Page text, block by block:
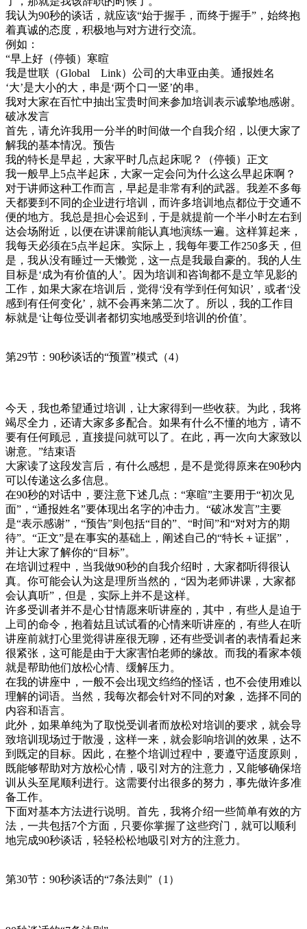
我认为90秒的谈话，就应该“始于握手，而终于握手”，始终抱
着真诚的态度，积极地与对方进行交流。
例如：
“早上好（停顿）寒暄
我是世联（Global Link）公司的大串亚由美。通报姓名
‘大’是大小的大，串是‘两个口一竖’的串。
我对大家在百忙中抽出宝贵时间来参加培训表示诚挚地感谢。
破冰发言
首先，请允许我用一分半的时间做一个自我介绍，以便大家了
解我的基本情况。预告
我的特长是早起，大家平时几点起床呢？（停顿）正文
我一般早上5点半起床，大家一定会问为什么这么早起床啊？
对于讲师这种工作而言，早起是非常有利的武器。我差不多每
天都要到不同的企业进行培训，而许多培训地点都位于交通不
便的地方。我总是担心会迟到，于是就提前一个半小时左右到
达会场附近，以便在讲课前能认真地演练一遍。这样算起来，
我每天必须在5点半起床。实际上，我每年要工作250多天，但
是，我从没有睡过一天懒觉，这一点是我最自豪的。我的人生
目标是‘成为有价值的人’。因为培训和咨询都不是立竿见影的
工作，如果大家在培训后，觉得‘没有学到任何知识’，或者‘没
感到有任何变化’，就不会再来第二次了。所以，我的工作目
标就是‘让每位受训者都切实地感受到培训的价值’。
第29节：90秒谈话的“预置”模式（4）
今天，我也希望通过培训，让大家得到一些收获。为此，我将
竭尽全力，还请大家多多配合。如果有什么不懂的地方，请不
要有任何顾忌，直接提问就可以了。在此，再一次向大家致以
谢意。”结束语
大家读了这段发言后，有什么感想，是不是觉得原来在90秒内
可以传递这么多信息。
在90秒的对话中，要注意下述几点：“寒暄”主要用于“初次见
面”，“通报姓名”要体现出名字的冲击力。“破冰发言”主要
是“表示感谢”，“预告”则包括“目的”、“时间”和“对对方的期
待”。“正文”是在事实的基础上，阐述自己的“特长＋证据”，
并让大家了解你的“目标”。
在培训过程中，当我做90秒的自我介绍时，大家都听得很认
真。你可能会认为这是理所当然的，“因为老师讲课，大家都
会认真听”，但是，实际上并不是这样。
许多受训者并不是心甘情愿来听讲座的，其中，有些人是迫于
上司的命令，抱着姑且试试看的心情来听讲座的，有些人在听
讲座前就打心里觉得讲座很无聊，还有些受训者的表情看起来
很紧张，这可能是由于大家害怕老师的缘故。而我的看家本领
就是帮助他们放松心情、缓解压力。
在我的讲座中，一般不会出现文绉绉的怪话，也不会使用难以
理解的词语。当然，我每次都会针对不同的对象，选择不同的
内容和语言。
此外，如果单纯为了取悦受训者而放松对培训的要求，就会导
致培训现场过于散漫，这样一来，就会影响培训的效果，达不
到既定的目标。因此，在整个培训过程中，要遵守适度原则，
既能够帮助对方放松心情，吸引对方的注意力，又能够确保培
训从头至尾顺利进行。这需要付出很多的努力，事先做许多准
备工作。
下面对基本方法进行说明。首先，我将介绍一些简单有效的方
法，一共包括7个方面，只要你掌握了这些窍门，就可以顺利
地完成90秒谈话，轻轻松松地吸引对方的注意力。
第30节：90秒谈话的“7条法则”（1）